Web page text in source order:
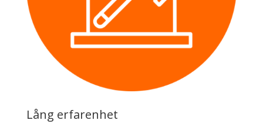
Lång erfarenhet